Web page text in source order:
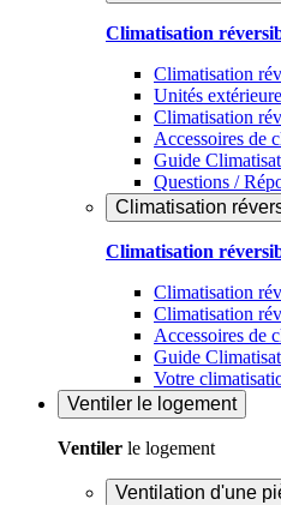
Climatisation
Climatisation
Unités
Climatisation
Accessoires de
Guide
Questions /
Climatisation
Climatisation
Climatisation
Climatisation
Accessoires de
Guide
Votre
Ventiler le logement
Ventiler le logement
Ventilation d'une